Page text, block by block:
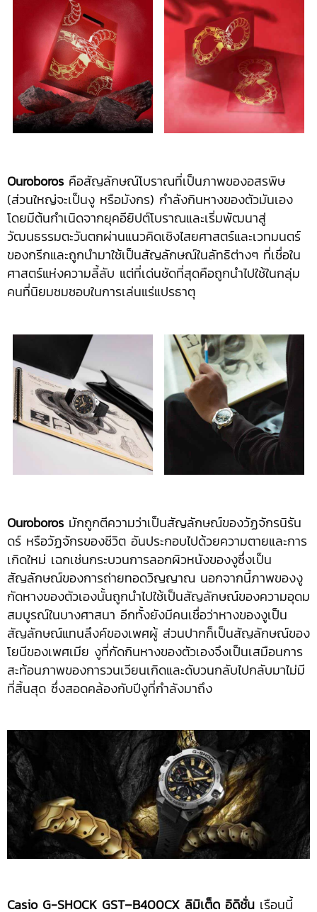
Ouroboros คือสัญลักษณ์โบราณที่เป็นภาพของอสรพิษ
(ส่วนใหญ่จะเป็นงู หรือมังกร) กำลังกินหางของตัวมันเอง
โดยมีต้นกำเนิดจากยุคอียิปต์โบราณและเริ่มพัฒนาสู่
วัฒนธรรมตะวันตกผ่านแนวคิดเชิงไสยศาสตร์และเวทมนตร์
ของกรีกและถูกนำมาใช้เป็นสัญลักษณ์ในลัทธิต่างๆ ที่เชื่อใน
ศาสตร์แห่งความลี้ลับ แต่ที่เด่นชัดที่สุดคือถูกนำไปใช้ในกลุ่ม
คนที่นิยมชมชอบในการเล่นแร่แปรธาตุ
Ouroboros มักถูกตีความว่าเป็นสัญลักษณ์ของวัฏจักรนิรัน
ดร์ หรือวัฏจักรของชีวิต อันประกอบไปด้วยความตายและการ
เกิดใหม่ เฉกเช่นกระบวนการลอกผิวหนังของงูซึ่งเป็น
สัญลักษณ์ของการถ่ายทอดวิญญาณ นอกจากนี้ภาพของงู
กัดหางของตัวเองนั้นถูกนำไปใช้เป็นสัญลักษณ์ของความอุดม
สมบูรณ์ในบางศาสนา อีกทั้งยังมีคนเชื่อว่าหางของงูเป็น
สัญลักษณ์แทนลึงค์ของเพศผู้ ส่วนปากก็เป็นสัญลักษณ์ของ
โยนีของเพศเมีย งูที่กัดกินหางของตัวเองจึงเป็นเสมือนการ
สะท้อนภาพของการวนเวียนเกิดและดับวนกลับไปกลับมาไม่มี
ที่สิ้นสุด ซึ่งสอดคล้องกับปีงูที่กำลังมาถึง
Casio G-SHOCK GST–B400CX ลิมิเต็ด อิดิชั่น เรือนนี้